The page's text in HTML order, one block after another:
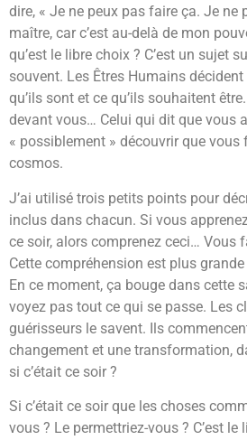
dire, « Je ne peux pas faire ça. Je ne
maître, car c’est au-delà de mon
qu’est le libre choix ? C’est un sujet
souvent. Les Êtres Humains
qu’ils sont et ce qu’ils souhaitent
devant vous… Celui qui dit que vous
« possiblement » découvrir que vous
cosmos.
J’ai utilisé trois petits points pour
inclus dans chacun. Si vous
ce soir, alors comprenez ceci… Vous
Cette compréhension est plus
En ce moment, ça bouge dans cette
voyez pas tout ce qui se passe. Les
guérisseurs le savent. Ils
changement et une transformation,
si c’était ce soir ?
Si c’était ce soir que les choses
vous ? Le permettriez-vous ? C’est le